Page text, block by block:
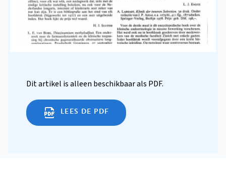
Dit artikel is alleen beschikbaar als PDF.
LEES DE PDF